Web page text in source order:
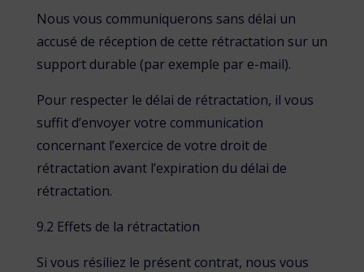
Nous vous communiquerons sans délai un
accusé de réception de cette rétractation sur un
support durable (par exemple par e-mail).
Pour respecter le délai de rétractation, il vous
suffit d’envoyer votre communication
concernant l’exercice de votre droit de
rétractation avant l’expiration du délai de
rétractation.
9.2 Effets de la rétractation
Si vous résiliez le présent contrat, nous vous